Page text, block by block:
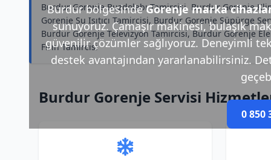
Burdur bölgesindeGorenje marka
sunuyoruz. Çamaşır makinesi, bulaşık
güvenilir çözümler sağlıyoruz. Deneyimli
destek avantajından yararlanabilirsiniz.
0 850
Burdur Gorenje Buzdolabı Tamircisi, Burdur Gorenje
Gorenje Su Isıtıcı Tamircisi, Burdur Gorenje Süpürge
Burdur Gorenje Televizyon Tamircisi, Burdur Gorenje
Fırın Tamircisi
Burdur Gorenje Servisi